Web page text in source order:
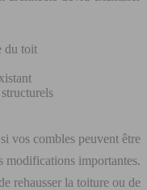
du toit
vos combles peuvent être
modifications importantes.
rehausser la toiture ou de